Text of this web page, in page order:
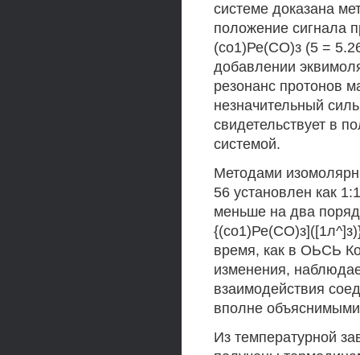
системе доказана
положение сигнала
(со1)Ре(СО)з (5 =
добавлении
резонанс протонов
незначительный
свидетельствует в
системой.
Методами
56 установлен как
меньше на два
время, как в ОЬСЬ
изменения,
взаимодействия
вполне
Из температурной